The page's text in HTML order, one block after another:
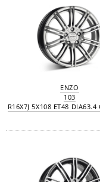
ENZO
103
R16X7J 5X108 ET48 DIA63.4